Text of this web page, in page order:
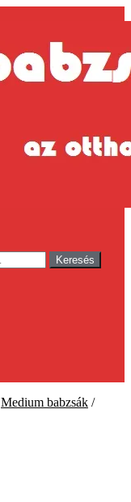
Keresés
Medium babzsák /